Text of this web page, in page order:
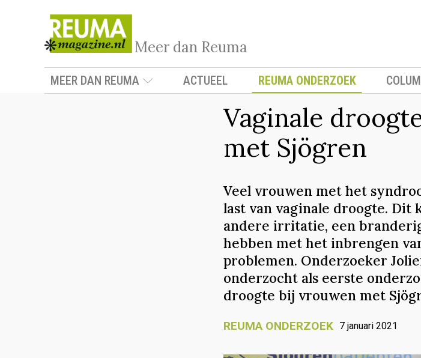
Meer dan Reuma
MEER DAN REUMA ACTUEEL REUMA ONDERZOEK
Vaginale
met Sjögren
Veel vrouwen met het
last van vaginale droogte. Dit
andere irritatie, een
hebben met het inbrengen
problemen. Onderzoeker
onderzocht als eerste
droogte bij vrouwen met
REUMA ONDERZOEK 7 januari 2021